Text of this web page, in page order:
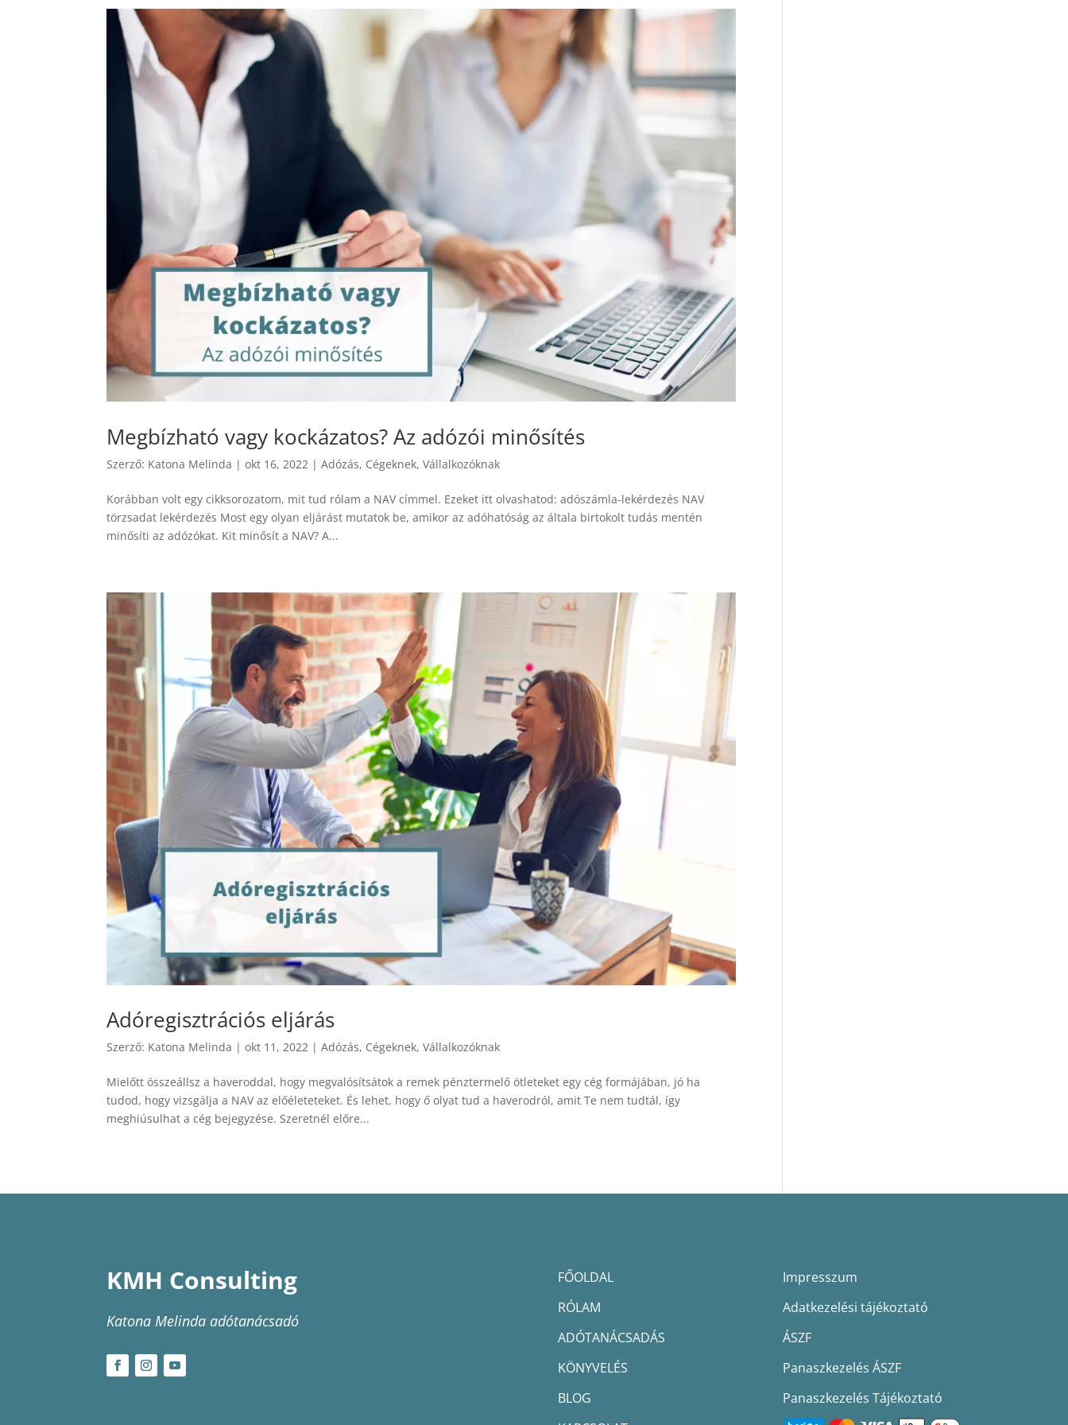
Megbízható vagy kockázatos? Az adózói minősítés
Szerző: Katona Melinda |okt 16, 2022 |Adózás, Cégeknek,Vállalkozóknak
Korábban volt egy cikksorozatom, mit tud rólam a NAV címmel. Ezeket itt olvashatod: adószámla-lekérdezés NAV
törzsadat lekérdezés Most egy olyan eljárást mutatok be, amikor az adóhatóság az általa birtokolt tudás mentén
minősíti az adózókat. Kit minősít a NAV? A...
Adóregisztrációs eljárás
Szerző: Katona Melinda |okt 11, 2022 |Adózás, Cégeknek,Vállalkozóknak
Mielőtt összeállsz a haveroddal, hogy megvalósítsátok a remek pénztermelő ötleteket egy cég formájában, jó ha
tudod, hogy vizsgálja a NAV az előéleteteket. És lehet, hogy ő olyat tud a haverodról, amit Te nem tudtál, így
meghiúsulhat a cég bejegyzése. Szeretnél előre...
KMH Consulting
Katona Melinda adótanácsadó
FŐOLDAL
RÓLAM
ADÓTANÁCSADÁS
KÖNYVELÉS
BLOG
Impresszum
Adatkezelési tájékoztató
ÁSZF
Panaszkezelés ÁSZF
Panaszkezelés Tájékoztató